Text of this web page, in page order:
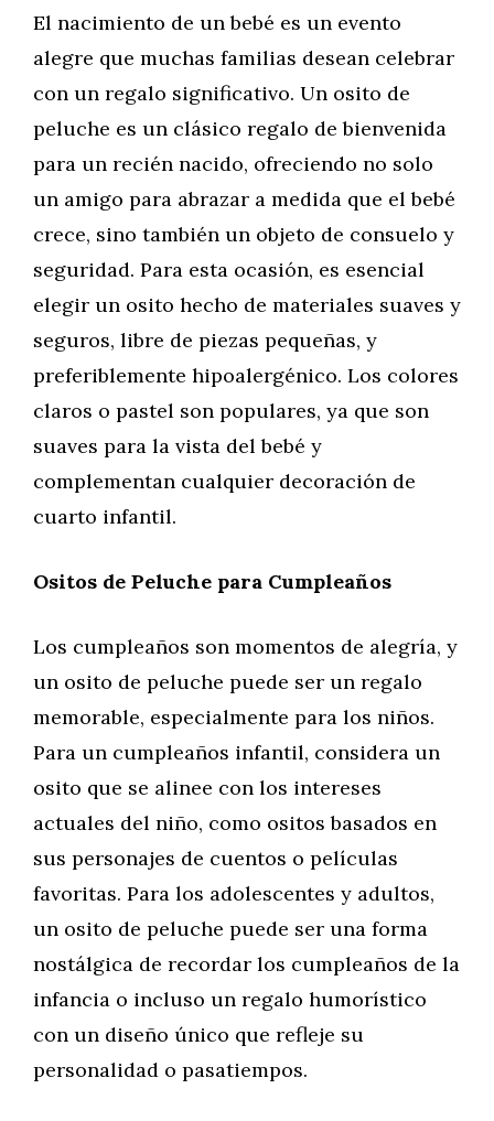
El nacimiento de un bebé es un evento
alegre que muchas familias desean celebrar
con un regalo significativo. Un osito de
peluche es un clásico regalo de bienvenida
para un recién nacido, ofreciendo no solo
un amigo para abrazar a medida que el bebé
crece, sino también un objeto de consuelo y
seguridad. Para esta ocasión, es esencial
elegir un osito hecho de materiales suaves y
seguros, libre de piezas pequeñas, y
preferiblemente hipoalergénico. Los colores
claros o pastel son populares, ya que son
suaves para la vista del bebé y
complementan cualquier decoración de
cuarto infantil.
Ositos de Peluche para Cumpleaños
Los cumpleaños son momentos de alegría, y
un osito de peluche puede ser un regalo
memorable, especialmente para los niños.
Para un cumpleaños infantil, considera un
osito que se alinee con los intereses
actuales del niño, como ositos basados en
sus personajes de cuentos o películas
favoritas. Para los adolescentes y adultos,
un osito de peluche puede ser una forma
nostálgica de recordar los cumpleaños de la
infancia o incluso un regalo humorístico
con un diseño único que refleje su
personalidad o pasatiempos.